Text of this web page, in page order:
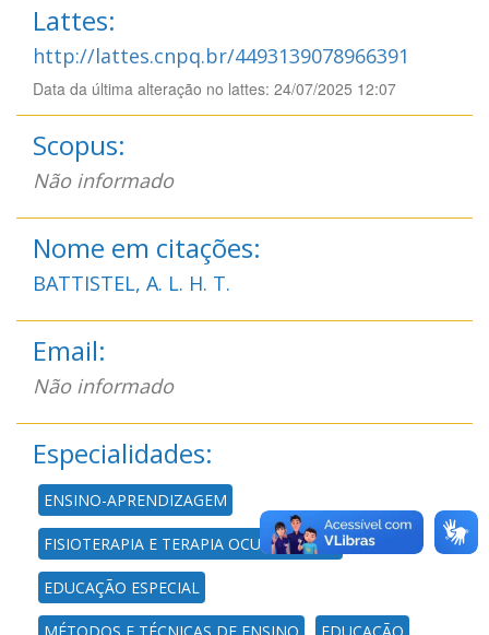
Lattes:
http://lattes.cnpq.br/4493139078966391
Data da última alteração no lattes: 24/07/2025 12:07
Scopus:
Não informado
Nome em citações:
BATTISTEL, A. L. H. T.
Email:
Não informado
Especialidades:
ENSINO-APRENDIZAGEM
FISIOTERAPIA E TERAPIA OCUPACIONAL
EDUCAÇÃO ESPECIAL